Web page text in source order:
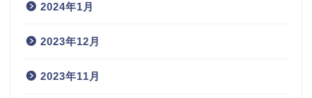
2024年1月
2023年12月
2023年11月